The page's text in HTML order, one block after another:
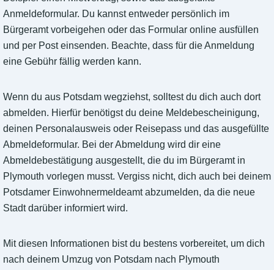
Anmeldeformular. Du kannst entweder persönlich im
Bürgeramt vorbeigehen oder das Formular online ausfüllen
und per Post einsenden. Beachte, dass für die Anmeldung
eine Gebühr fällig werden kann.
Wenn du aus Potsdam wegziehst, solltest du dich auch dort
abmelden. Hierfür benötigst du deine Meldebescheinigung,
deinen Personalausweis oder Reisepass und das ausgefüllte
Abmeldeformular. Bei der Abmeldung wird dir eine
Abmeldebestätigung ausgestellt, die du im Bürgeramt in
Plymouth vorlegen musst. Vergiss nicht, dich auch bei deinem
Potsdamer Einwohnermeldeamt abzumelden, da die neue
Stadt darüber informiert wird.
Mit diesen Informationen bist du bestens vorbereitet, um dich
nach deinem Umzug von Potsdam nach Plymouth